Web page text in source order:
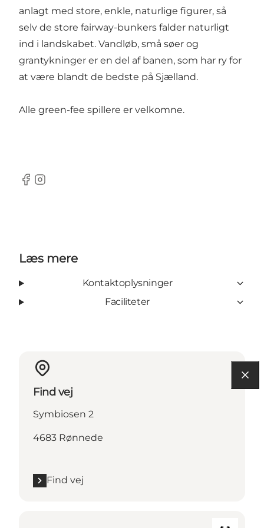
anlagt med store, enkle, naturlige figurer, så
selv de store fairway-bunkers falder naturligt
ind i landskabet. Vandløb, små søer og
grantykninger er en del af banen, som har ry for
at være blandt de bedste på Sjælland.
Alle green-fee spillere er velkomne.
Facebook
Instagram
Læs mere
Kontaktoplysninger
Faciliteter
Find vej
Symbiosen 2
4683 Rønnede
Find vej